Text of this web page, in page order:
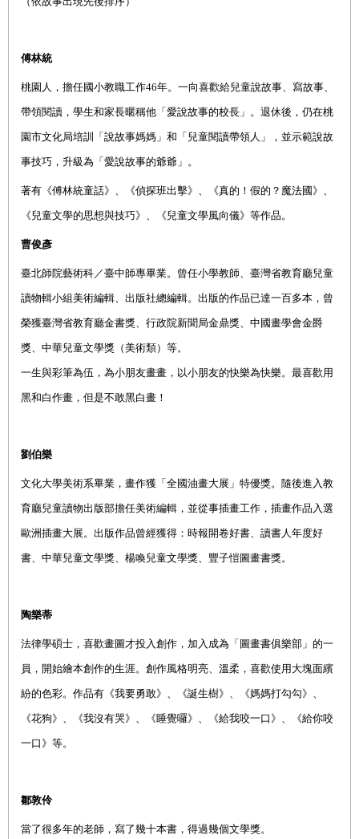
傅林統
桃園人，擔任國小教職工作46年。一向喜歡給兒童說故事、寫故事、
帶領閱讀，學生和家長暱稱他「愛說故事的校長」。退休後，仍在桃
園市文化局培訓「說故事媽媽」和「兒童閱讀帶領人」， 並示範說故
事技巧，升級為「愛說故事的爺爺」。
著有《傅林統童話》、《偵探班出擊》、《真的！假的？魔法國》、
《兒童文學的思想與技巧》、《兒童文學風向儀》等作品。
曹俊彥
臺北師院藝術科／臺中師專畢業。曾任小學教師、臺灣省教育廳兒童
讀物輯小組美術編輯、出版社總編輯。出版的作品已達一百多本，曾
榮獲臺灣省教育廳金書獎、行政院新聞局金鼎獎、中國畫學會金爵
獎、中華兒童文學獎（美術類）等。
一生與彩筆為伍，為小朋友畫畫，以小朋友的快樂為快樂。最喜歡用
黑和白作畫，但是不敢黑白畫！
劉伯樂
文化大學美術系畢業，畫作獲「全國油畫大展」特優獎。隨後進入教
育廳兒童讀物出版部擔任美術編輯，並從事插畫工作，插畫作品入選
歐洲插畫大展。出版作品曾經獲得：時報開卷好書、讀書人年度好
書、中華兒童文學獎、楊喚兒童文學獎、豐子愷圖畫書獎。
陶樂蒂
法律學碩士，喜歡畫圖才投入創作，加入成為「圖畫書俱樂部」的一
員，開始繪本創作的生涯。創作風格明亮、溫柔，喜歡使用大塊面繽
紛的色彩。作品有《我要勇敢》、《誕生樹》、《媽媽打勾勾》、
《花狗》、《我沒有哭》、《睡覺囉》、《給我咬一口》、《給你咬
一口》 等。
鄒敦伶
當了很多年的老師，寫了幾十本書，得過幾個文學獎。